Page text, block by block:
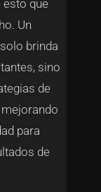
esto que
Un
brinda
sino
de
para
de